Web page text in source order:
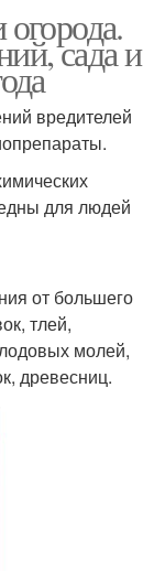
сада и
вредителей
для людей
от большего
тлей,
молей,
древесниц.